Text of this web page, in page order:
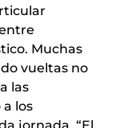
Muchas
vueltas no
las
los